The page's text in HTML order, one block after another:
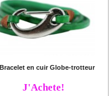
Bracelet en cuir Globe-trotteur
J'Achete!